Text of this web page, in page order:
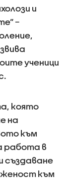
и
–
ученици
която
на
към
работа в
създаване
към